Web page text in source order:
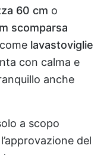
60 cm o
scomparsa
lavastoviglie
con calma e
anche
a scopo
del